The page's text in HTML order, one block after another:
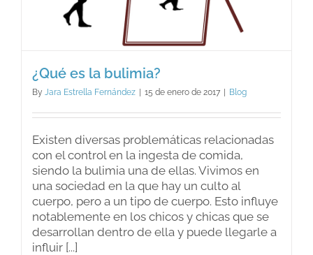
¿Qué es la bulimia?
By Jara Estrella Fernández | 15 de enero de 2017 | Blog
Existen diversas problemáticas relacionadas
con el control en la ingesta de comida,
siendo la bulimia una de ellas. Vivimos en
una sociedad en la que hay un culto al
cuerpo, pero a un tipo de cuerpo. Esto influye
notablemente en los chicos y chicas que se
desarrollan dentro de ella y puede llegarle a
influir [...]